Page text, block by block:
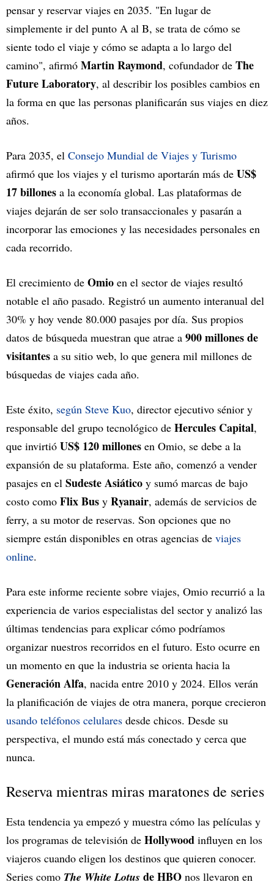
pensar y reservar viajes en 2035. "En lugar de
simplemente ir del punto A al B, se trata de cómo se
siente todo el viaje y cómo se adapta a lo largo del
camino", afirmó Martin Raymond, cofundador de The
Future Laboratory, al describir los posibles cambios en
la forma en que las personas planificarán sus viajes en diez
años.
Para 2035, el Consejo Mundial de Viajes y Turismo
afirmó que los viajes y el turismo aportarán más de US$
17 billones a la economía global. Las plataformas de
viajes dejarán de ser solo transaccionales y pasarán a
incorporar las emociones y las necesidades personales en
cada recorrido.
El crecimiento de Omio en el sector de viajes resultó
notable el año pasado. Registró un aumento interanual del
30% y hoy vende 80.000 pasajes por día. Sus propios
datos de búsqueda muestran que atrae a 900 millones de
visitantes a su sitio web, lo que genera mil millones de
búsquedas de viajes cada año.
Este éxito, según Steve Kuo, director ejecutivo sénior y
responsable del grupo tecnológico de Hercules Capital,
que invirtió US$ 120 millones en Omio, se debe a la
expansión de su plataforma. Este año, comenzó a vender
pasajes en el Sudeste Asiático y sumó marcas de bajo
costo como Flix Bus y Ryanair, además de servicios de
ferry, a su motor de reservas. Son opciones que no
siempre están disponibles en otras agencias de viajes
online.
Para este informe reciente sobre viajes, Omio recurrió a la
experiencia de varios especialistas del sector y analizó las
últimas tendencias para explicar cómo podríamos
organizar nuestros recorridos en el futuro. Esto ocurre en
un momento en que la industria se orienta hacia la
Generación Alfa, nacida entre 2010 y 2024. Ellos verán
la planificación de viajes de otra manera, porque crecieron
usando teléfonos celulares desde chicos. Desde su
perspectiva, el mundo está más conectado y cerca que
nunca.
Reserva mientras miras maratones de series
Esta tendencia ya empezó y muestra cómo las películas y
los programas de televisión de Hollywood influyen en los
viajeros cuando eligen los destinos que quieren conocer.
Series como The White Lotus de HBO nos llevaron en